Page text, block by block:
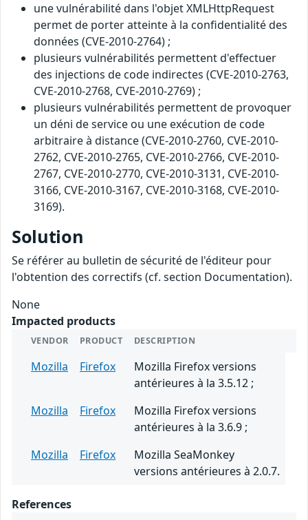
une vulnérabilité dans l'objet XMLHttpRequest
permet de porter atteinte à la confidentialité des
données (CVE-2010-2764) ;
plusieurs vulnérabilités permettent d'effectuer
des injections de code indirectes (CVE-2010-2763,
CVE-2010-2768, CVE-2010-2769) ;
plusieurs vulnérabilités permettent de provoquer
un déni de service ou une exécution de code
arbitraire à distance (CVE-2010-2760, CVE-2010-
2762, CVE-2010-2765, CVE-2010-2766, CVE-2010-
2767, CVE-2010-2770, CVE-2010-3131, CVE-2010-
3166, CVE-2010-3167, CVE-2010-3168, CVE-2010-
3169).
Solution
Se référer au bulletin de sécurité de l'éditeur pour
l'obtention des correctifs (cf. section Documentation).
None
Impacted products
VENDOR PRODUCT DESCRIPTION
Mozilla Firefox
Mozilla Firefox versions
antérieures à la 3.5.12 ;
Mozilla
Firefox
Mozilla Firefox versions
antérieures à la 3.6.9 ;
Mozilla
Firefox
Mozilla SeaMonkey
versions antérieures à 2.0.7.
References